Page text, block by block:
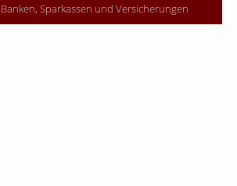
Sparkassen und Versicherungen